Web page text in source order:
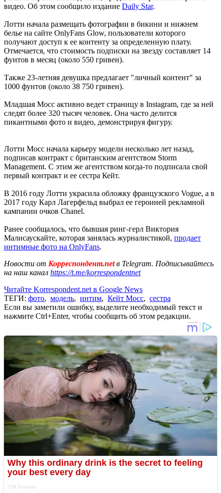
видео. Об этом сообщило издание Daily Star.
Лотти начала размещать фотографии в бикини и нижнем
белье на сайте OnlyFans Glow, пользователи которого
получают доступ к ее контенту за определенную плату.
Отмечается, что стоимость подписки на звезду составляет 14
фунтов в месяц (около 550 гривен).
Также 23-летняя девушка предлагает "личный контент" за
1000 фунтов (около 38 750 гривен).
Младшая Мосс активно ведет страницу в Instagram, где за ней
следят более 320 тысяч человек. Она часто делится
пикантными фото и видео, демонстрируя фигуру.
Лотти Мосс начала карьеру модели несколько лет назад,
подписав контракт с британским агентством Storm
Management. С этим же агентством когда-то подписала свой
первый контракт и ее сестра Кейт.
В 2016 году Лотти украсила обложку французского Vogue, а в
2017 году Карл Лагерфельд выбрал ее героиней рекламной
кампании очков Chanel.
Ранее сообщалось, что бывшая ринг-герл Виктория
Малисаускайте, которая занялась журналистикой, продает
интимные фото на OnlyFans.
Новости от Корреспондент.netв Telegram. Подписывайтесь
на наш канал https://t.me/korrespondentnet
Читайте Korrespondent.net в Google News
ТЕГИ: фото, модель, интим, Кейт Мосс, сестра
Если вы заметили ошибку, выделите необходимый текст и
нажмите Ctrl+Enter, чтобы сообщить об этом редакции.